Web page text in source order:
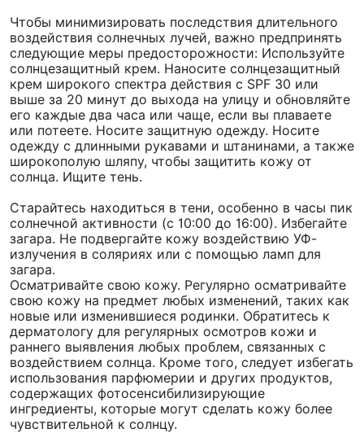
Чтобы минимизировать последствия длительного
воздействия солнечных лучей, важно предпринять
следующие меры предосторожности: Используйте
солнцезащитный крем. Наносите солнцезащитный
крем широкого спектра действия с SPF 30 или
выше за 20 минут до выхода на улицу и обновляйте
его каждые два часа или чаще, если вы плаваете
или потеете. Носите защитную одежду. Носите
одежду с длинными рукавами и штанинами, а также
широкополую шляпу, чтобы защитить кожу от
солнца. Ищите тень.
Старайтесь находиться в тени, особенно в часы пик
солнечной активности (с 10:00 до 16:00). Избегайте
загара. Не подвергайте кожу воздействию УФ-
излучения в соляриях или с помощью ламп для
загара.
Осматривайте свою кожу. Регулярно осматривайте
свою кожу на предмет любых изменений, таких как
новые или изменившиеся родинки. Обратитесь к
дерматологу для регулярных осмотров кожи и
раннего выявления любых проблем, связанных с
воздействием солнца. Кроме того, следует избегать
использования парфюмерии и других продуктов,
содержащих фотосенсибилизирующие
ингредиенты, которые могут сделать кожу более
чувствительной к солнцу.